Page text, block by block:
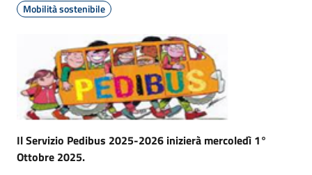
Mobilità sostenibile
Il Servizio Pedibus 2025-2026 inizierà mercoledì 1°
Ottobre 2025.